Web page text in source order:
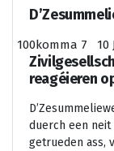
100komma 7 10
reagéieren
duerch een neit
getrueden ass,